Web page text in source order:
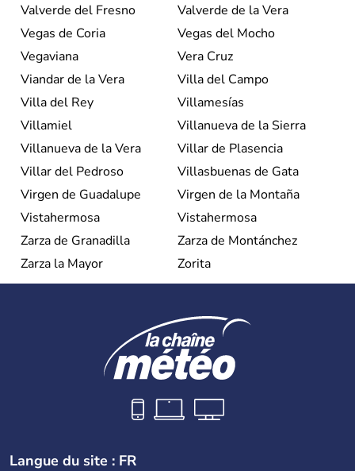
Valverde del Fresno
Valverde de la Vera
Vegas de Coria
Vegas del Mocho
Vegaviana
Vera Cruz
Viandar de la Vera
Villa del Campo
Villa del Rey
Villamesías
Villamiel
Villanueva de la Sierra
Villanueva de la Vera
Villar de Plasencia
Villar del Pedroso
Villasbuenas de Gata
Virgen de Guadalupe
Virgen de la Montaña
Vistahermosa
Vistahermosa
Zarza de Granadilla
Zarza de Montánchez
Zarza la Mayor
Zorita
Langue du site : FR